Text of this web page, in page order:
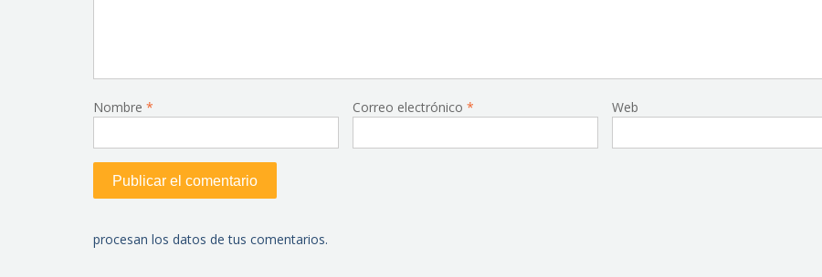
Nombre * Correo electrónico * Web
procesan los datos de tus comentarios.